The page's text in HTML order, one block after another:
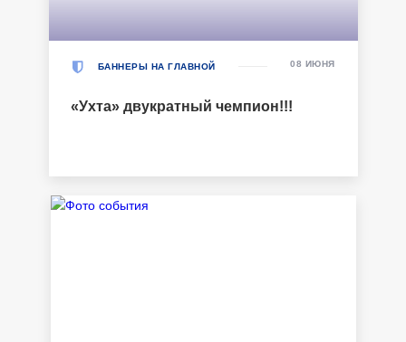
БАННЕРЫ НА ГЛАВНОЙ
«Ухта» двукратный чемпион!!!
08 ИЮНЯ